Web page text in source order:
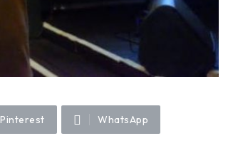
Pinterest WhatsApp